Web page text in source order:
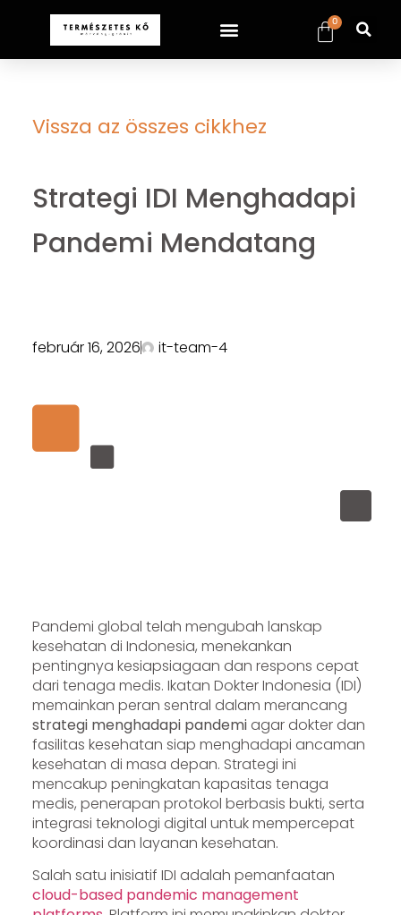
0
Vissza az összes cikkhez
Strategi IDI Menghadapi
Pandemi Mendatang
február 16, 2026 it-team-4
Pandemi global telah mengubah lanskap
kesehatan di Indonesia, menekankan
pentingnya kesiapsiagaan dan respons cepat
dari tenaga medis. Ikatan Dokter Indonesia (IDI)
memainkan peran sentral dalam merancang
strategi menghadapi pandemiagar dokter dan
fasilitas kesehatan siap menghadapi ancaman
kesehatan di masa depan. Strategi ini
mencakup peningkatan kapasitas tenaga
medis, penerapan protokol berbasis bukti, serta
integrasi teknologi digital untuk mempercepat
koordinasi dan layanan kesehatan.
Salah satu inisiatif IDI adalah pemanfaatan
cloud-based pandemic management